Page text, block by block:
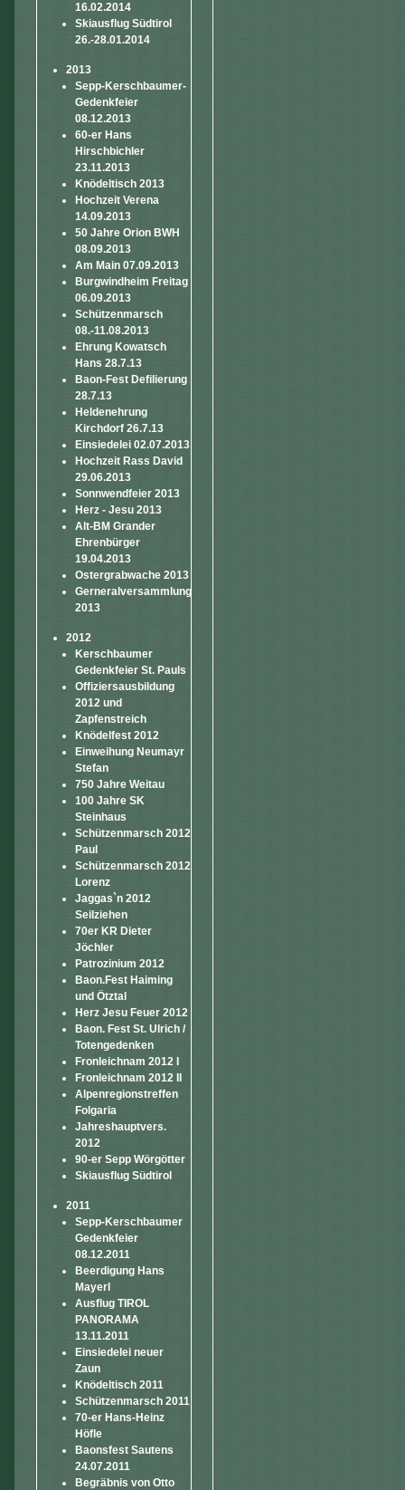
16.02.2014
Skiausflug Südtirol
26.-28.01.2014
2013
Sepp-Kerschbaumer-
Gedenkfeier
08.12.2013
60-er Hans
Hirschbichler
23.11.2013
Knödeltisch 2013
Hochzeit Verena
14.09.2013
50 Jahre Orion BWH
08.09.2013
Am Main 07.09.2013
Burgwindheim Freitag
06.09.2013
Schützenmarsch
08.-11.08.2013
Ehrung Kowatsch
Hans 28.7.13
Baon-Fest Defilierung
28.7.13
Heldenehrung
Kirchdorf 26.7.13
Einsiedelei 02.07.2013
Hochzeit Rass David
29.06.2013
Sonnwendfeier 2013
Herz - Jesu 2013
Alt-BM Grander
Ehrenbürger
19.04.2013
Ostergrabwache 2013
Gerneralversammlung
2013
2012
Kerschbaumer
Gedenkfeier St. Pauls
Offiziersausbildung
2012 und
Zapfenstreich
Knödelfest 2012
Einweihung Neumayr
Stefan
750 Jahre Weitau
100 Jahre SK
Steinhaus
Schützenmarsch 2012
Paul
Schützenmarsch 2012
Lorenz
Jaggas`n 2012
Seilziehen
70er KR Dieter
Jöchler
Patrozinium 2012
Baon.Fest Haiming
und Ötztal
Herz Jesu Feuer 2012
Baon. Fest St. Ulrich /
Totengedenken
Fronleichnam 2012 I
Fronleichnam 2012 II
Alpenregionstreffen
Folgaria
Jahreshauptvers.
2012
90-er Sepp Wörgötter
Skiausflug Südtirol
2011
Sepp-Kerschbaumer
Gedenkfeier
08.12.2011
Beerdigung Hans
Mayerl
Ausflug TIROL
PANORAMA
13.11.2011
Einsiedelei neuer
Zaun
Knödeltisch 2011
Schützenmarsch 2011
70-er Hans-Heinz
Höfle
Baonsfest Sautens
24.07.2011
Begräbnis von Otto